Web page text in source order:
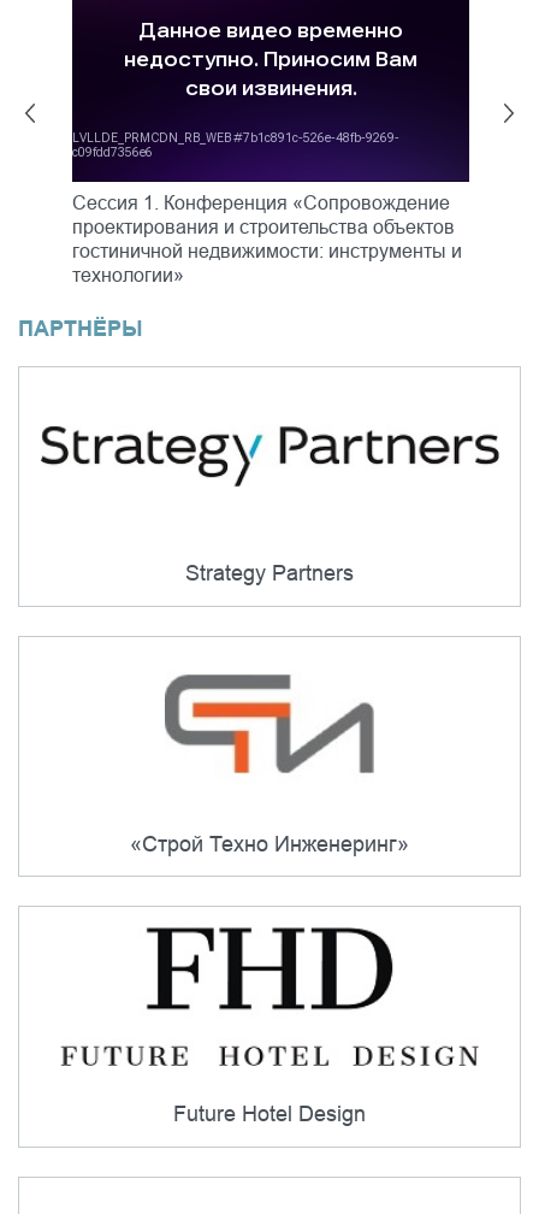
Сессия 1. Конференция «Сопровождение
проектирования и строительства объектов
гостиничной недвижимости: инструменты и
технологии»
ПАРТНЁРЫ
Strategy Partners
«Строй Техно Инженеринг»
Future Hotel Design